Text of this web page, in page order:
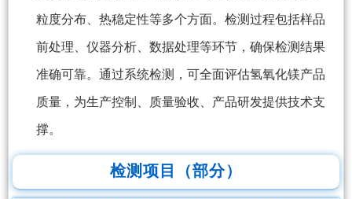
粒度分布、热稳定性等多个方面。检测过程包括样品
前处理、仪器分析、数据处理等环节，确保检测结果
准确可靠。通过系统检测，可全面评估氢氧化镁产品
质量，为生产控制、质量验收、产品研发提供技术支
撑。
检测项目（部分）